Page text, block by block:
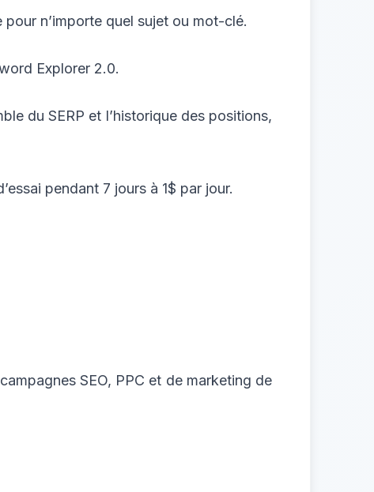
n’importe quel sujet ou mot-clé.
Explorer 2.0.
du SERP et l’historique des positions,
pendant 7 jours à 1$ par jour.
SEO, PPC et de marketing de